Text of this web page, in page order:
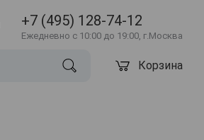
+7 (495) 128-74-12
Ежедневно с 10:00 до 19:00, г.Москва
Корзина